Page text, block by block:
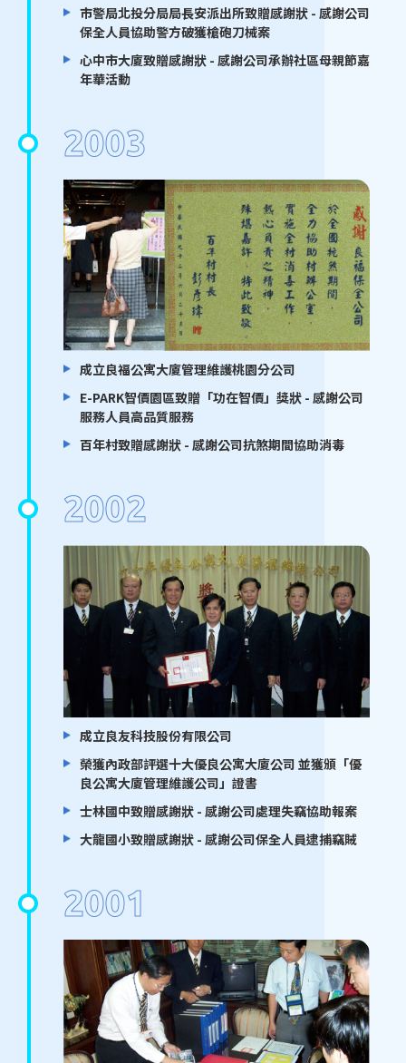
市警局北投分局局長安派出所致贈感謝狀 - 感謝公司
保全人員協助警方破獲槍砲刀械案
心中市大廈致贈感謝狀 - 感謝公司承辦社區母親節嘉
年華活動
2003
成立良福公寓大廈管理維護桃園分公司
E-PARK智價園區致贈「功在智價」獎狀 - 感謝公司
服務人員高品質服務
百年村致贈感謝狀 - 感謝公司抗煞期間協助消毒
2002
成立良友科技股份有限公司
榮獲內政部評選十大優良公寓大廈公司 並獲頒「優
良公寓大廈管理維護公司」證書
士林國中致贈感謝狀 - 感謝公司處理失竊協助報案
大龍國小致贈感謝狀 - 感謝公司保全人員逮捕竊賊
2001